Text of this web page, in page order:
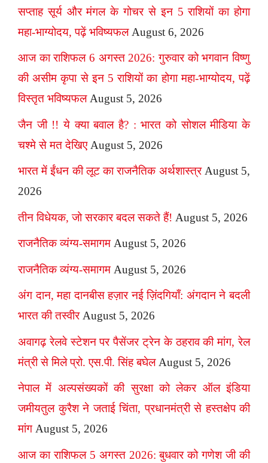
सप्ताह सूर्य और मंगल के गोचर से इन 5 राशियों का होगा
महा-भाग्योदय, पढ़ें भविष्यफल August 6, 2026
आज का राशिफल 6 अगस्त 2026: गुरुवार को भगवान विष्णु
की असीम कृपा से इन 5 राशियों का होगा महा-भाग्योदय, पढ़ें
विस्तृत भविष्यफल August 5, 2026
जैन जी !! ये क्या बवाल है? : भारत को सोशल मीडिया के
चश्मे से मत देखिए August 5, 2026
भारत में ईंधन की लूट का राजनैतिक अर्थशास्त्र August 5,
2026
तीन विधेयक, जो सरकार बदल सकते हैं! August 5, 2026
राजनैतिक व्यंग्य-समागम August 5, 2026
राजनैतिक व्यंग्य-समागम August 5, 2026
अंग दान, महा दानबीस हज़ार नई ज़िंदगियाँ: अंगदान ने बदली
भारत की तस्वीर August 5, 2026
अवागढ़ रेलवे स्टेशन पर पैसेंजर ट्रेन के ठहराव की मांग, रेल
मंत्री से मिले प्रो. एस.पी. सिंह बघेल August 5, 2026
नेपाल में अल्पसंख्यकों की सुरक्षा को लेकर ऑल इंडिया
जमीयतुल कुरैश ने जताई चिंता, प्रधानमंत्री से हस्तक्षेप की
मांग August 5, 2026
आज का राशिफल 5 अगस्त 2026: बुधवार को गणेश जी की